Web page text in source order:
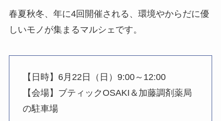
春夏秋冬、年に4回開催される、環境やからだに優
しいモノが集まるマルシェです。
【日時】6月22日（日）9:00～12:00
【会場】ブティックOSAKI＆加藤調剤薬局
の駐車場